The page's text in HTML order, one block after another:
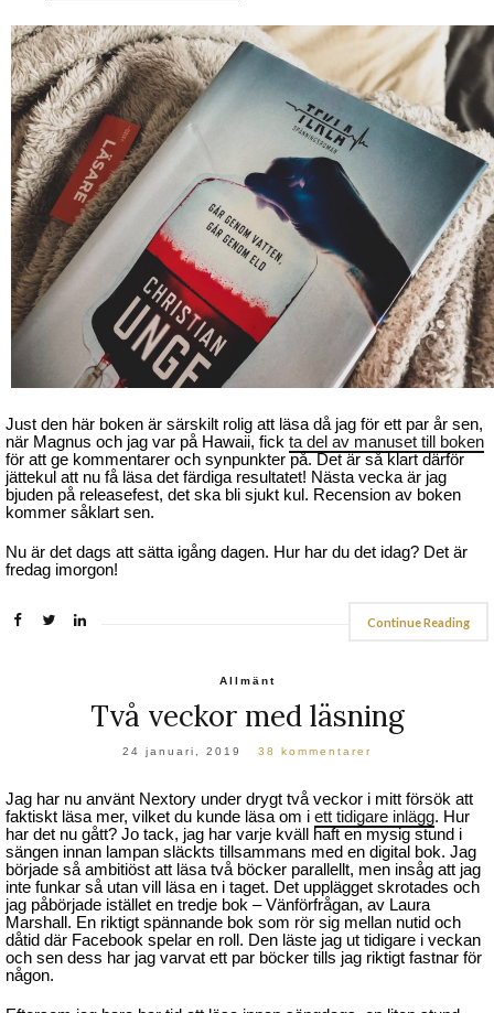
Just den här boken är särskilt rolig att läsa då jag för ett par år sen,
när Magnus och jag var på Hawaii, fick ta del av manuset till boken
för att ge kommentarer och synpunkter på. Det är så klart därför
jättekul att nu få läsa det färdiga resultatet! Nästa vecka är jag
bjuden på releasefest, det ska bli sjukt kul. Recension av boken
kommer såklart sen.
Nu är det dags att sätta igång dagen. Hur har du det idag? Det är
fredag imorgon!
Continue Reading
Allmänt
Två veckor med läsning
24 januari, 2019 38 kommentarer
Jag har nu använt Nextory under drygt två veckor i mitt försök att
faktiskt läsa mer, vilket du kunde läsa om i ett tidigare inlägg. Hur
har det nu gått? Jo tack, jag har varje kväll haft en mysig stund i
sängen innan lampan släckts tillsammans med en digital bok. Jag
började så ambitiöst att läsa två böcker parallellt, men insåg att jag
inte funkar så utan vill läsa en i taget. Det upplägget skrotades och
jag påbörjade istället en tredje bok – Vänförfrågan, av Laura
Marshall. En riktigt spännande bok som rör sig mellan nutid och
dåtid där Facebook spelar en roll. Den läste jag ut tidigare i veckan
och sen dess har jag varvat ett par böcker tills jag riktigt fastnar för
någon.